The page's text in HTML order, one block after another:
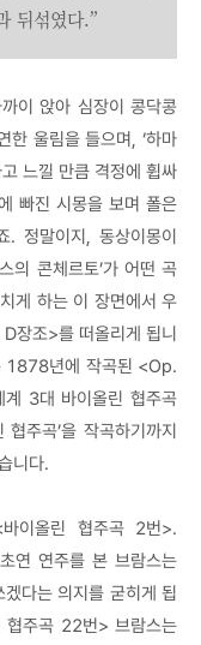
뒤섞였다.”
이 앉아 심장이 콩닥콩
한 울림을 들으며, ‘하마
느낄 만큼 격정에 휩싸
빠진 시몽을 보며 폴은
. 정말이지, 동상이몽이
의 콘체르토’가 어떤 곡
게 하는 이 장면에서 우
장조>를 떠올리게 됩니
1878년에 작곡된 <Op.
계 3대 바이올린 협주곡
주곡’을 작곡하기까지
니다.
이올린 협주곡 2번>.
연 연주를 본 브람스는
다는 의지를 굳히게 됩
협주곡 22번> 브람스는